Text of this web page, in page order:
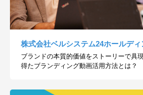
株式会社ベルシステム24ホールデ
ブランドの本質的価値をストーリーで具
得たブランディング動画活用方法とは？